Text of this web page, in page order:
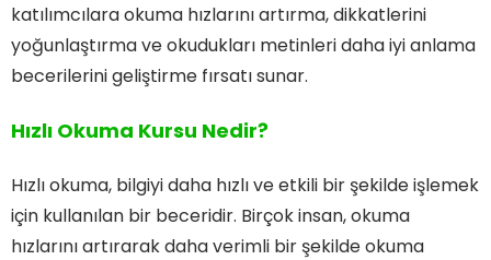
katılımcılara okuma hızlarını artırma, dikkatlerini
yoğunlaştırma ve okudukları metinleri daha iyi anlama
becerilerini geliştirme fırsatı sunar.
Hızlı Okuma Kursu Nedir?
Hızlı okuma, bilgiyi daha hızlı ve etkili bir şekilde işlemek
için kullanılan bir beceridir. Birçok insan, okuma
hızlarını artırarak daha verimli bir şekilde okuma